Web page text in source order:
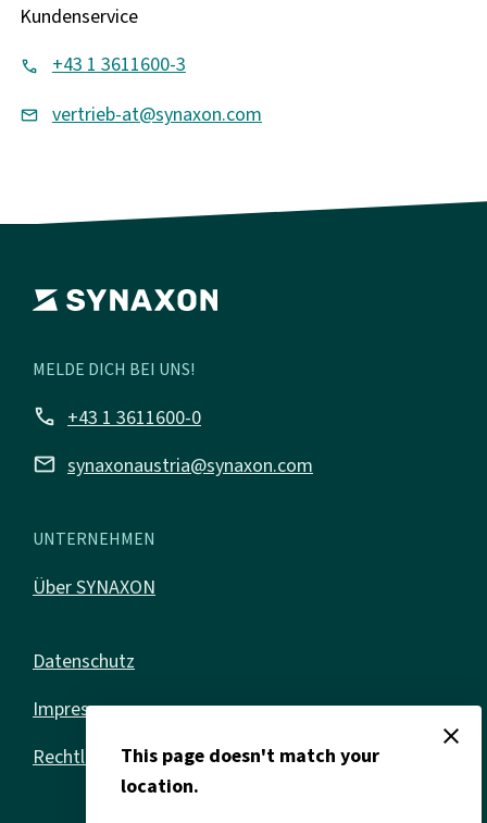
Kundenservice
+43 1 3611600-3
vertrieb-at@synaxon.com
MELDE DICH BEI UNS!
call +43 1 3611600-0
mail synaxonaustria@synaxon.com
UNTERNEHMEN
Über SYNAXON
Datenschutz
Impressum
Rechtliches
close
This page doesn't match your
location.